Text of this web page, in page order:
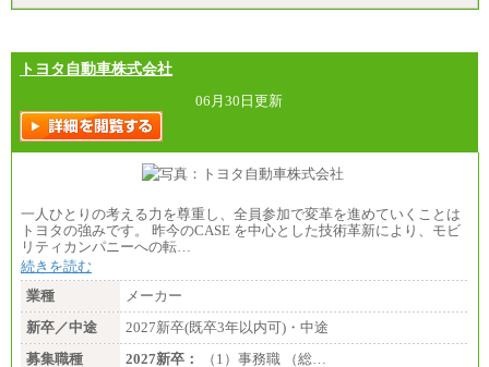
トヨタ自動車株式会社
06月30日更新
一人ひとりの考える力を尊重し、全員参加で変革を進めていくことは
トヨタの強みです。 昨今のCASE を中心とした技術革新により、モビ
リティカンパニーへの転…
続きを読む
業種
メーカー
新卒／中途
2027新卒(既卒3年以内可)・中途
募集職種
2027新卒：
（1）事務職 （総…